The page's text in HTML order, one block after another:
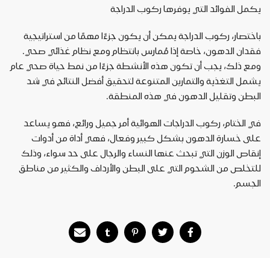
يكمل الفوائد التي يوفرها ركوب الدراجة
باختصار، ركوب الدراجة يمكن أن يكون جزءًا مهمًا من استراتيجية
فقدان الدهون، خاصة إذا مُمارس بانتظام ومع نظام غذائي صحي.
ومع ذلك، يجب أن تكون هذه الأنشطة جزءًا من نمط حياة صحي عام
يشمل التغذية والتمارين المتنوعة لتحقيق أفضل النتائج في شد
البطن وتقليل الدهون في هذه المنطقة.
في الختام، ركوب الدراجات الهوائية أمر جميل ورائع، فهو يساعد
على خسارة الدهون بشكل كبير وفعال، فهي أداة من أدوات
إنقاص الوزن التي تبحث عنها النساء والرجال على حد سواء، وذلك
للتخلص من الشحوم التي على البطن والأرداف والكثير من مناطق
الجسم.